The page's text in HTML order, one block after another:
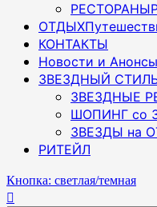
РЕСТОРАНЫ
ОТДЫХ
КОНТАКТЫ
Новости и Анонсы
ЗВЕЗДНЫЙ
ЗВЕЗДНЫЕ
ШОПИНГ со
ЗВЕЗДЫ на
РИТЕЙЛ
Кнопка: светлая/темная